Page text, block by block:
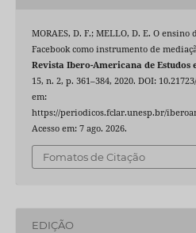
MORAES, D. F.; MELLO, D. E. O
Facebook como instrumento de
Revista Ibero-Americana de Estudos
15, n. 2, p. 361–384, 2020. DOI:
em:
https://periodicos.fclar.unesp.br/
Acesso em: 7 ago. 2026.
Fomatos de Citação
EDIÇÃO